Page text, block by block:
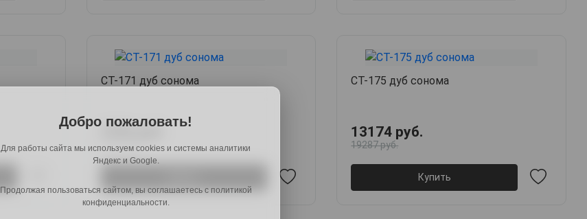
СТ-171 дуб сонома
3702 руб.
5465 руб.
СТ-175 дуб сонома
13174 руб.
19287 руб.
Купить
Добро пожаловать!
Для работы сайта мы используем cookies и системы аналитики
Яндекс и Google.
Продолжая пользоваться сайтом, вы соглашаетесь с политикой
конфиденциальности.